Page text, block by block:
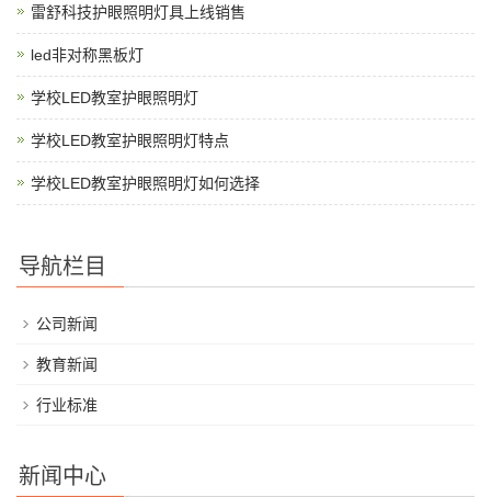
雷舒科技护眼照明灯具上线销售
led非对称黑板灯
学校LED教室护眼照明灯
学校LED教室护眼照明灯特点
学校LED教室护眼照明灯如何选择
导航栏目
公司新闻
教育新闻
行业标准
新闻中心